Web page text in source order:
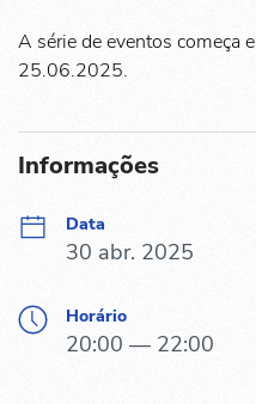
A série de eventos
25.06.2025.
Informações
Data
30 abr. 2025
Horário
20:00 — 22:00